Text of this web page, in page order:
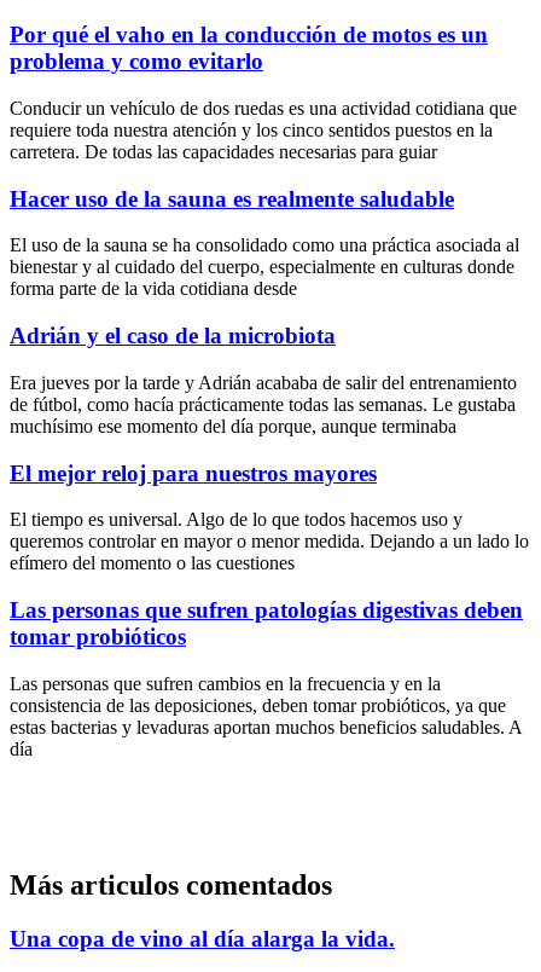
Por qué el vaho en la conducción de motos es un
problema y como evitarlo
Conducir un vehículo de dos ruedas es una actividad cotidiana que
requiere toda nuestra atención y los cinco sentidos puestos en la
carretera. De todas las capacidades necesarias para guiar
Hacer uso de la sauna es realmente saludable
El uso de la sauna se ha consolidado como una práctica asociada al
bienestar y al cuidado del cuerpo, especialmente en culturas donde
forma parte de la vida cotidiana desde
Adrián y el caso de la microbiota
Era jueves por la tarde y Adrián acababa de salir del entrenamiento
de fútbol, como hacía prácticamente todas las semanas. Le gustaba
muchísimo ese momento del día porque, aunque terminaba
El mejor reloj para nuestros mayores
El tiempo es universal. Algo de lo que todos hacemos uso y
queremos controlar en mayor o menor medida. Dejando a un lado lo
efímero del momento o las cuestiones
Las personas que sufren patologías digestivas deben
tomar probióticos
Las personas que sufren cambios en la frecuencia y en la
consistencia de las deposiciones, deben tomar probióticos, ya que
estas bacterias y levaduras aportan muchos beneficios saludables. A
día
Más articulos comentados
Una copa de vino al día alarga la vida.